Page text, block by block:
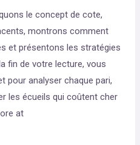
le concept de cote,
montrons comment
et présentons les stratégies
fin de votre lecture, vous
pour analyser chaque pari,
les écueils qui coûtent cher
at